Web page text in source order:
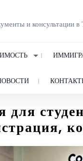
и консультации
для